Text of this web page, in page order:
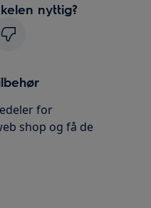
nyttig?
for
shop og få de